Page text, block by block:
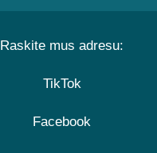
Raskite mus adresu:
TikTok
Facebook